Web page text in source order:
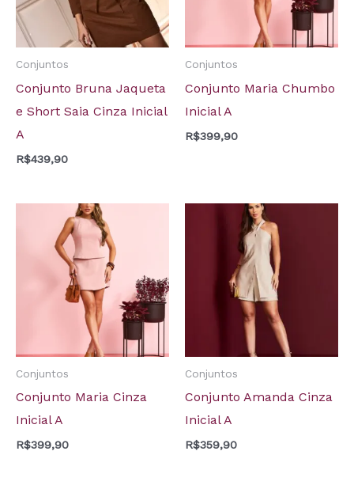
Conjuntos
Conjunto Bruna Jaqueta
e Short Saia Cinza Inicial
A
R$439,90
Conjuntos
Conjunto Maria Chumbo
Inicial A
R$399,90
Conjuntos
Conjunto Maria Cinza
Inicial A
R$399,90
Conjuntos
Conjunto Amanda Cinza
Inicial A
R$359,90